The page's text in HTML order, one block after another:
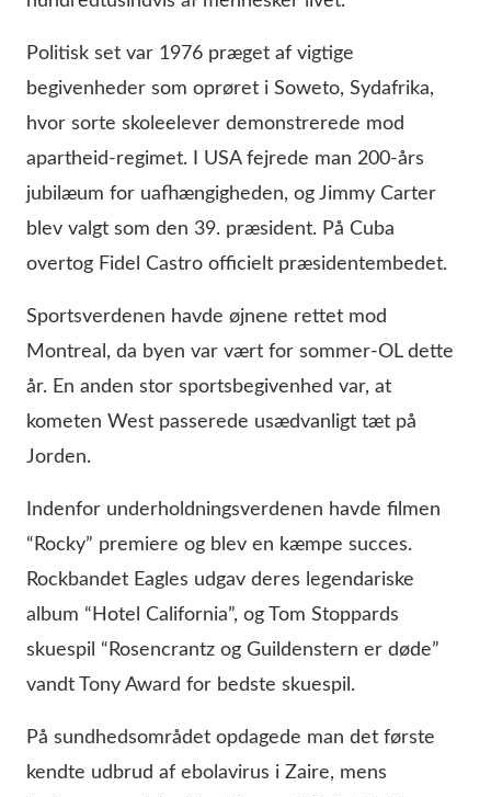
Politisk set var 1976 præget af vigtige
begivenheder som oprøret i Soweto, Sydafrika,
hvor sorte skoleelever demonstrerede mod
apartheid-regimet. I USA fejrede man 200-års
jubilæum for uafhængigheden, og Jimmy Carter
blev valgt som den 39. præsident. På Cuba
overtog Fidel Castro officielt præsidentembedet.
Sportsverdenen havde øjnene rettet mod
Montreal, da byen var vært for sommer-OL dette
år. En anden stor sportsbegivenhed var, at
kometen West passerede usædvanligt tæt på
Jorden.
Indenfor underholdningsverdenen havde filmen
“Rocky” premiere og blev en kæmpe succes.
Rockbandet Eagles udgav deres legendariske
album “Hotel California”, og Tom Stoppards
skuespil “Rosencrantz og Guildenstern er døde”
vandt Tony Award for bedste skuespil.
På sundhedsområdet opdagede man det første
kendte udbrud af ebolavirus i Zaire, mens